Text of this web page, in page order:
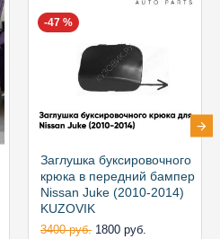
-47 %
Заглушка буксировочного
крюка в передний бампер
Nissan Juke (2010-2014)
KUZOVIK
3400 руб. 1800 руб.